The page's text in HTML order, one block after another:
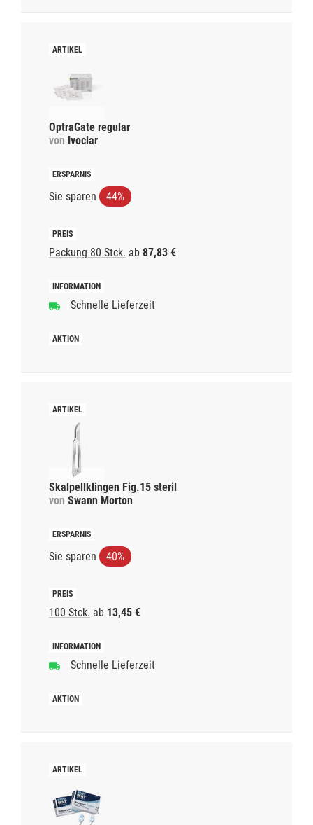
OptraGate regular
von Ivoclar
Sie sparen 44%
Packung 80 Stck. ab 87,83 €
Schnelle Lieferzeit
Skalpellklingen Fig.15 steril
von Swann Morton
Sie sparen 40%
100 Stck. ab 13,45 €
Schnelle Lieferzeit